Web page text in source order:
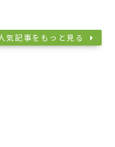
気記事をもっと見る